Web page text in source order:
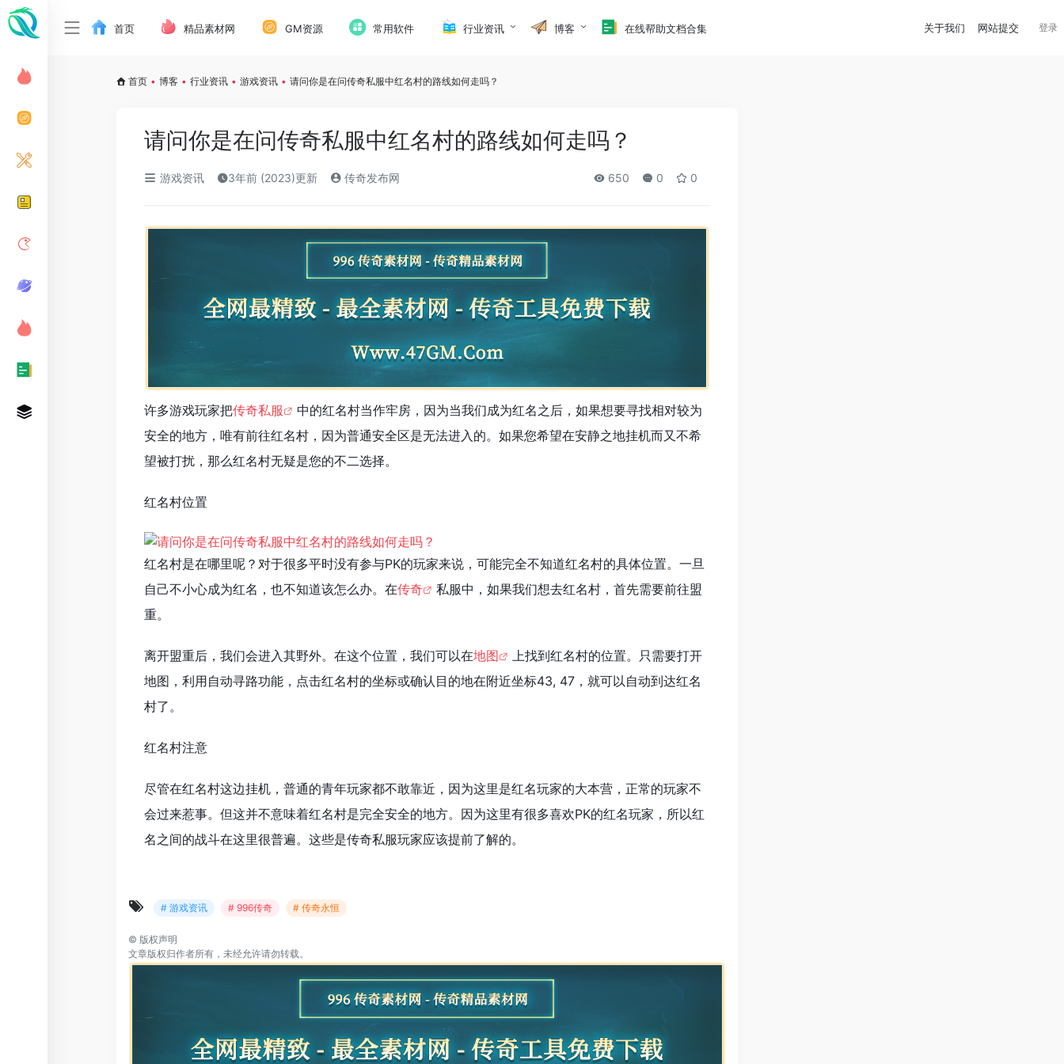
首页 精品素材网 GM资源 常用软件 行业资讯 博客 在线帮助文档合集 关于我们 网站提交 登录
首页 • 博客 • 行业资讯 • 游戏资讯 • 请问你是在问传奇私服中红名村的路线如何走吗？
请问你是在问传奇私服中红名村的路线如何走吗？
游戏资讯 3年前 (2023)更新 传奇发布网 650 0 0
许多游戏玩家把传奇私服
中的红名村当作牢房，因为当我们成为红名之后，如果想要寻找相对较为
安全的地方，唯有前往红名村，因为普通安全区是无法进入的。如果您希望在安静之地挂机而又不希
望被打扰，那么红名村无疑是您的不二选择。
红名村位置
红名村是在哪里呢？对于很多平时没有参与PK的玩家来说，可能完全不知道红名村的具体位置。一旦
自己不小心成为红名，也不知道该怎么办。在传奇
私服中，如果我们想去红名村，首先需要前往盟
重。
离开盟重后，我们会进入其野外。在这个位置，我们可以在地图
上找到红名村的位置。只需要打开
地图，利用自动寻路功能，点击红名村的坐标或确认目的地在附近坐标43, 47，就可以自动到达红名
村了。
红名村注意
尽管在红名村这边挂机，普通的青年玩家都不敢靠近，因为这里是红名玩家的大本营，正常的玩家不
会过来惹事。但这并不意味着红名村是完全安全的地方。因为这里有很多喜欢PK的红名玩家，所以红
名之间的战斗在这里很普遍。这些是传奇私服玩家应该提前了解的。
# 游戏资讯 # 996传奇 # 传奇永恒
© 版权声明
文章版权归作者所有，未经允许请勿转载。